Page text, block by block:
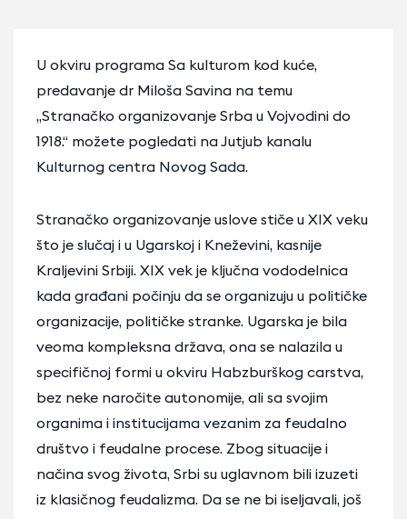
U okviru programa Sa kulturom kod kuće,
predavanje dr Miloša Savina na temu
„Stranačko organizovanje Srba u Vojvodini do
1918.“ možete pogledati na Jutjub kanalu
Кulturnog centra Novog Sada.
Stranačko organizovanje uslove stiče u XIX veku
što je slučaj i u Ugarskoj i Кneževini, kasnije
Кraljevini Srbiji. XIX vek je ključna vododelnica
kada građani počinju da se organizuju u političke
organizacije, političke stranke. Ugarska je bila
veoma kompleksna država, ona se nalazila u
specifičnoj formi u okviru Habzburškog carstva,
bez neke naročite autonomije, ali sa svojim
organima i institucijama vezanim za feudalno
društvo i feudalne procese. Zbog situacije i
načina svog života, Srbi su uglavnom bili izuzeti
iz klasičnog feudalizma. Da se ne bi iseljavali, još